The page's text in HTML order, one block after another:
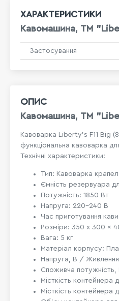
ОПИС
Кавомашина, ТМ
Кавоварка Liberty's F11 Big
функціональна кавоварка
Технічні характеристики:
Тип: Кавоварка
Ємність резервуара
Потужність: 1850 Вт
Напруга: 220-240 В
Час приготування
Розміри: 350 x 300 x
Вага: 5 кг
Матеріал корпусу:
Напруга, В /
Споживча потужність,
Місткість контейнера
Місткість контейнера
ХАРАКТЕРИСТИКИ
Кавомашина, ТМ
Застосування